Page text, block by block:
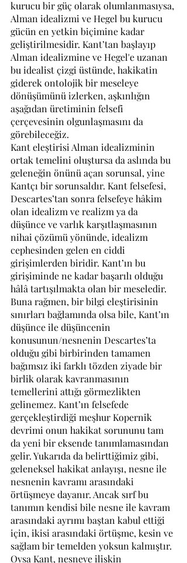
kurucu bir güç olarak olumlanmasıysa,
Alman idealizmi ve Hegel bu kurucu
gücün en yetkin biçimine kadar
geliştirilmesidir. Kant’tan başlayıp
Alman idealizmine ve Hegel'e uzanan
bu idealist çizgi üstünde, hakikatin
giderek ontolojik bir meseleye
dönüşümünü izlerken, aşkınlığın
aşağıdan üretiminin felsefi
çerçevesinin olgunlaşmasını da
görebileceğiz.
Kant eleştirisi Alman idealizminin
ortak temelini oluştursa da aslında bu
geleneğin önünü açan sorunsal, yine
Kantçı bir sorunsaldır. Kant felsefesi,
Descartes’tan sonra felsefeye hâkim
olan idealizm ve realizm ya da
düşünce ve varlık karşıtlaşmasının
nihai çözümü yönünde, idealizm
cephesinden gelen en ciddi
girişimlerden biridir. Kant’ın bu
girişiminde ne kadar başarılı olduğu
hâlâ tartışılmakta olan bir meseledir.
Buna rağmen, bir bilgi eleştirisinin
sınırları bağlamında olsa bile, Kant’ın
düşünce ile düşüncenin
konusunun/nesnenin Descartes’ta
olduğu gibi birbirinden tamamen
bağımsız iki farklı tözden ziyade bir
birlik olarak kavranmasının
temellerini attığı görmezlikten
gelinemez. Kant’ın felsefede
gerçekleştirdiği meşhur Kopernik
devrimi onun hakikat sorununu tam
da yeni bir eksende tanımlamasından
gelir. Yukarıda da belirttiğimiz gibi,
geleneksel hakikat anlayışı, nesne ile
nesnenin kavramı arasındaki
örtüşmeye dayanır. Ancak sırf bu
tanımın kendisi bile nesne ile kavram
arasındaki ayrımı baştan kabul ettiği
için, ikisi arasındaki örtüşme, kesin ve
sağlam bir temelden yoksun kalmıştır.
Oysa Kant, nesneye ilişkin